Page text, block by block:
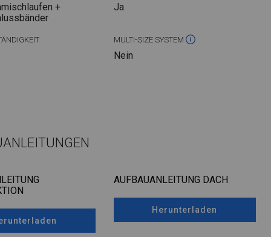
+
Ja
MULTI-SIZE SYSTEM
Nein
AUFBAUANLEITUNG DACH
Herunterladen